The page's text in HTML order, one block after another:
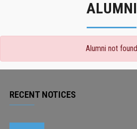
ALUMNI
Alumni not found
RECENT NOTICES